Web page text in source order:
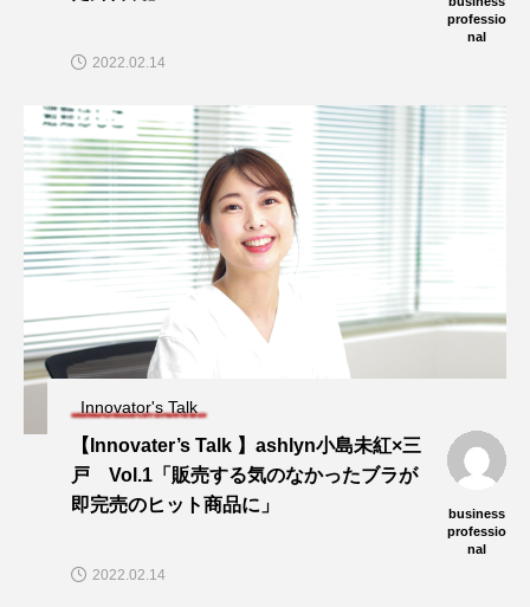
professio
nal
2022.02.14
Innovator's Talk
【Innovater’s Talk 】ashlyn小島未紅×三
戸 Vol.1「販売する気のなかったブラが
即完売のヒット商品に」
business
professio
nal
2022.02.14